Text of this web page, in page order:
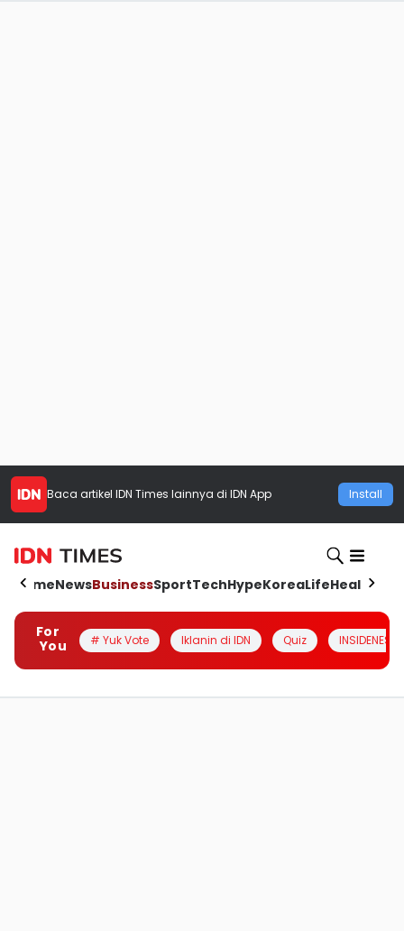
Baca artikel IDN Times lainnya di IDN App Install
HomeNewsBusinessSportTechHypeKoreaLifeHealth
For
You
# Yuk Vote Iklanin di IDN Quiz INSIDENESIA